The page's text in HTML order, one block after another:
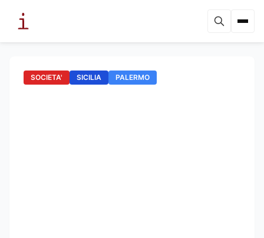
SOCIETA' SICILIA PALERMO